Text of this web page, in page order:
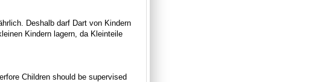
Deshalb darf Dart von Kindern
Kindern lagern, da Kleinteile
Children should be supervised